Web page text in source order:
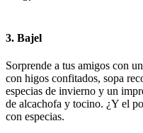
3. Bajel
Sorprende a tus amigos con
con higos confitados, sopa
especias de invierno y un
de alcachofa y tocino. ¿Y el
con especias.